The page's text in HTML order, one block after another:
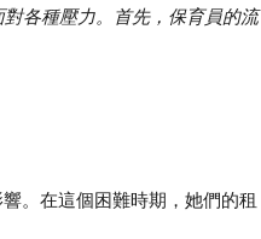
各種壓力。首先，保育員的流
。在這個困難時期，她們的租